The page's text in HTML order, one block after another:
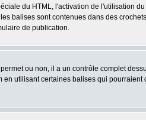
du HTML, l'activation de l'utilisation
balises sont contenues dans des
de publication.
ou non, il a un contrôle complet
en utilisant certaines balises qui